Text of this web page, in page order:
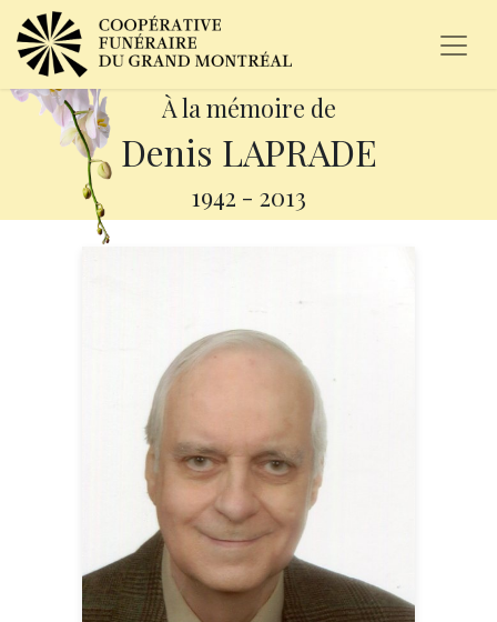
À la mémoire de
Denis LAPRADE
1942 - 2013